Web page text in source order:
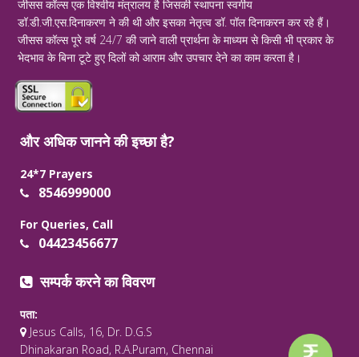
जीसस कॉल्स एक विश्वीय मंत्रालय है जिसकी स्थापना स्वर्गीय
डॉ.डी.जी.एस.दिनाकरण ने की थी और इसका नेतृत्व डॉ. पॉल दिनाकरन कर रहे हैं।
जीसस कॉल्स पूरे वर्ष 24/7 की जाने वाली प्रार्थना के माध्यम से किसी भी प्रकार के
भेदभाव के बिना टूटे हुए दिलों को आराम और उपचार देने का काम करता है।
और अधिक जानने की इच्छा है?
24*7 Prayers
8546999000
For Queries, Call
04423456677
सम्पर्क करने का विवरण
पता:
Jesus Calls, 16, Dr. D.G.S
Dhinakaran Road, R.A.Puram, Chennai